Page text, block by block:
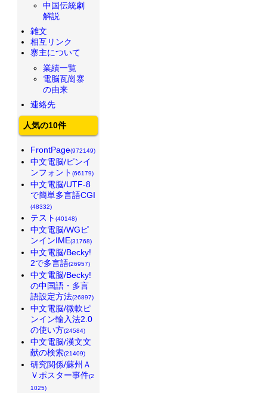
中国伝統劇
解説
雑文
相互リンク
寨主について
業績一覧
電脳瓦崗寨
の由来
連絡先
人気の10件
FrontPage(972149)
中文電脳/ピンイ
ンフォント (66179)
中文電脳/UTF-8
で簡単多言語CGI
(48332)
テスト (40148)
中文電脳/WGピ
ンインIME(31768)
中文電脳/Becky!
2で多言語(26957)
中文電脳/Becky!
の中国語・多言
語設定方法(26897)
中文電脳/微軟ピ
ンイン輸入法2.0
の使い方(24584)
中文電脳/漢文文
献の検索(21409)
研究関係/蘇州Ａ
Ｖポスター事件(2
1025)